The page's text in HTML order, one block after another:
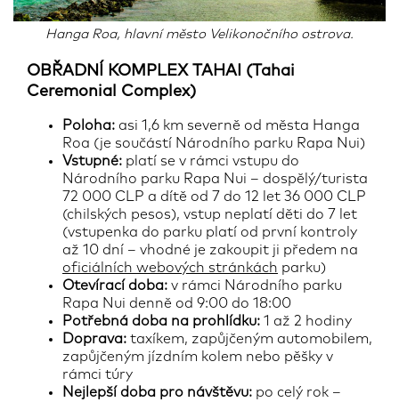
Hanga Roa, hlavní město Velikonočního ostrova.
OBŘADNÍ KOMPLEX TAHAI (Tahai
Ceremonial Complex)
Poloha: asi 1,6 km severně od města Hanga
Roa (je součástí Národního parku Rapa Nui)
Vstupné: platí se v rámci vstupu do
Národního parku Rapa Nui – dospělý/turista
72 000 CLP a dítě od 7 do 12 let 36 000 CLP
(chilských pesos), vstup neplatí děti do 7 let
(vstupenka do parku platí od první kontroly
až 10 dní – vhodné je zakoupit ji předem na
oficiálních webových stránkách parku)
Otevírací doba: v rámci Národního parku
Rapa Nui denně od 9:00 do 18:00
Potřebná doba na prohlídku: 1 až 2 hodiny
Doprava: taxíkem, zapůjčeným automobilem,
zapůjčeným jízdním kolem nebo pěšky v
rámci túry
Nejlepší doba pro návštěvu: po celý rok –